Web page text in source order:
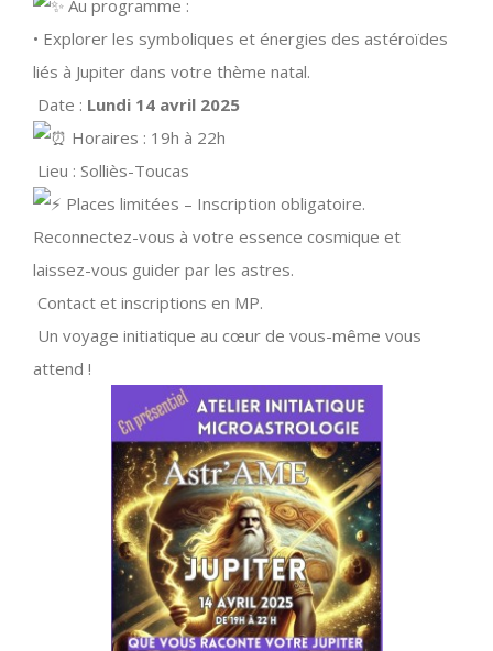
Au programme :
• Explorer les symboliques et énergies des astéroïdes
liés à Jupiter dans votre thème natal.
Date : Lundi 14 avril 2025
Horaires : 19h à 22h
Lieu : Solliès-Toucas
Places limitées – Inscription obligatoire.
Reconnectez-vous à votre essence cosmique et
laissez-vous guider par les astres.
Contact et inscriptions en MP.
Un voyage initiatique au cœur de vous-même vous
attend !